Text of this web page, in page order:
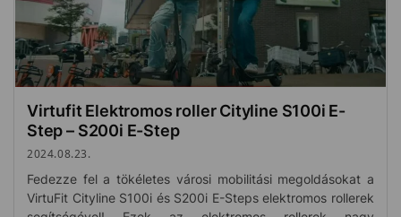
Virtufit Elektromos roller Cityline S100i E-
Step – S200i E-Step
2024.08.23.
Fedezze fel a tökéletes városi mobilitási megoldásokat a
VirtuFit Cityline S100i és S200i E-Steps elektromos rollerek